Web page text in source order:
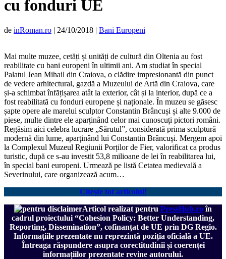
cu fonduri UE
de inRoman.ro | 24/10/2018 | Bani Europeni
Mai multe muzee, cetăți și unități de cultură din Oltenia au fost
reabilitate cu bani europeni în ultimii ani. Am studiat în special
Palatul Jean Mihail din Craiova, o clădire impresionantă din punct
de vedere arhitectural, gazdă a Muzeului de Artă din Craiova, care
și-a schimbat înfățișarea atât la exterior, cât și la interior, după ce a
fost reabilitată cu fonduri europene și naționale. În muzeu se găsesc
șapte opere ale marelui sculptor Constantin Brâncuși și alte 9.000 de
piese, multe dintre ele aparținând celor mai cunoscuți pictori români.
Regăsim aici celebra lucrare „Sărutul”, considerată prima sculptură
modernă din lume, aparținând lui Constantin Brâncuși. Mergem apoi
la Complexul Muzeul Regiunii Porților de Fier, valorificat ca produs
turistic, după ce s-au investit 53,8 milioane de lei în reabilitarea lui,
în special bani europeni. Urmează pe listă Cetatea medievală a
Severinului, care organizează acum…
Citește tot articolul!
Articol realizat pentru PressHub.roîn
cadrul proiectului “Cohesion Policy: Better Understanding,
Reporting, Dissemination”, cofinanțat de UE prin DG Regio.
Informațiile prezentate nu reprezintă poziția oficială a UE.
Întreaga răspundere asupra corectitudinii și coerenței
informațiilor prezentate revine autorului.